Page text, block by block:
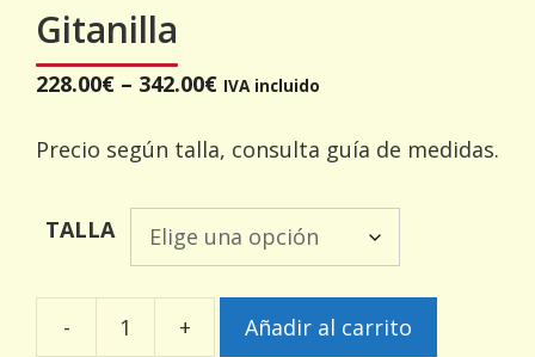
Gitanilla
228.00€ – 342.00€ IVA incluido
Precio según talla, consulta guía de medidas.
TALLA
-
Gitanilla
+ Añadir al carrito